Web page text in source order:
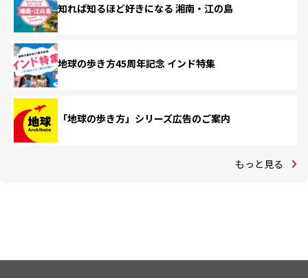
知れば知るほど好きになる 湘南・江の島
地球の歩き方45周年記念 インド特集
「地球の歩き方」シリーズ広告のご案内
もっと見る